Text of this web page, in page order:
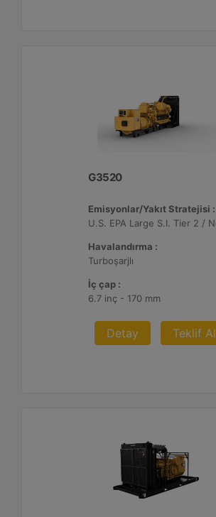
G3520
Emisyonlar/Yakıt Stratejisi :
Havalandırma :
Turboşarjlı
İç çap :
6.7 inç - 170 mm
Detay Teklif Al